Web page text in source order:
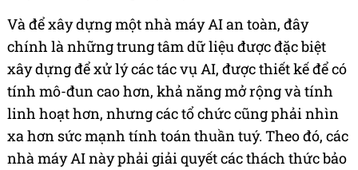
Và để xây dựng một nhà máy AI an toàn, đây
chính là những trung tâm dữ liệu được đặc biệt
xây dựng để xử lý các tác vụ AI, được thiết kế để có
tính mô-đun cao hơn, khả năng mở rộng và tính
linh hoạt hơn, nhưng các tổ chức cũng phải nhìn
xa hơn sức mạnh tính toán thuần tuý. Theo đó, các
nhà máy AI này phải giải quyết các thách thức bảo